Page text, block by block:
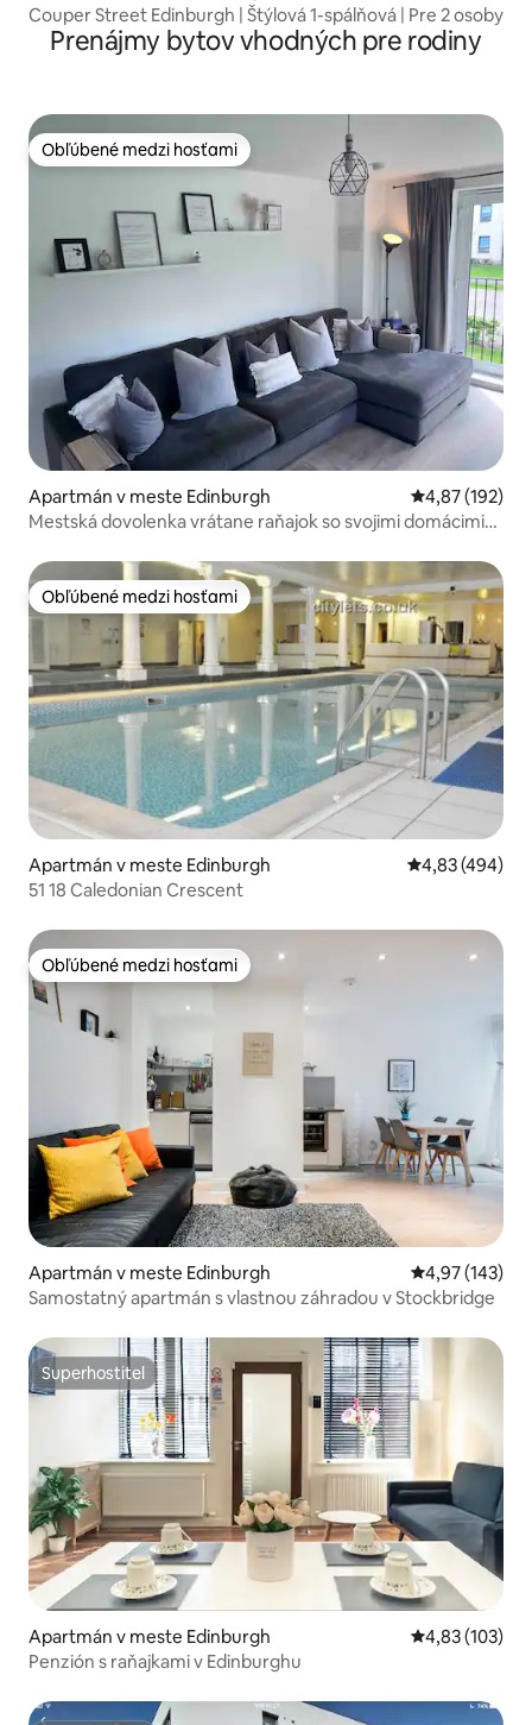
Couper Street Edinburgh | Štýlová 1-spálňová | Pre 2 osoby
Prenájmy bytov vhodných pre rodiny
Obľúbené medzi hosťami
Obľúbené medzi hosťami
Apartmán v meste Edinburgh Priemerné
4,87 (192)
Mestská dovolenka vrátane raňajok so svojimi domácimi
Obľúbené medzi hosťami
Obľúbené medzi hosťami
Apartmán v meste Edinburgh Priemerné
4,83 (494)
51 18 Caledonian Crescent
Obľúbené medzi hosťami
Obľúbené medzi hosťami
Apartmán v meste Edinburgh Priemerné
4,97 (143)
Samostatný apartmán s vlastnou záhradou v Stockbridge
Superhostiteľ
Superhostiteľ
Apartmán v meste Edinburgh Priemerné
4,83 (103)
Penzión s raňajkami v Edinburghu